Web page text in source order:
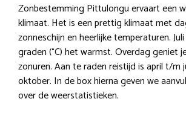
Zonbestemming Pittulongu ervaart een
klimaat. Het is een prettig klimaat met
zonneschijn en heerlijke temperaturen.
graden (°C) het warmst. Overdag geniet
zonuren. Aan te raden reistijd is april t/m
oktober. In de box hierna geven we
over de weerstatistieken.